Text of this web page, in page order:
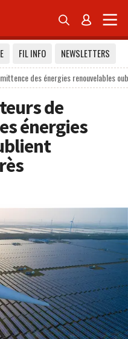
 
FIL INFO
NEWSLETTERS
des énergies renouvelables
de
énergies